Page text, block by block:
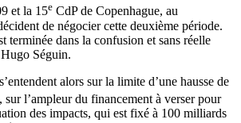
et la 15e CdP de Copenhague, au
de négocier cette deuxième période.
terminée dans la confusion et sans réelle
Séguin.
alors sur la limite d’une hausse de
sur l’ampleur du financement à verser pour
des impacts, qui est fixé à 100 milliards